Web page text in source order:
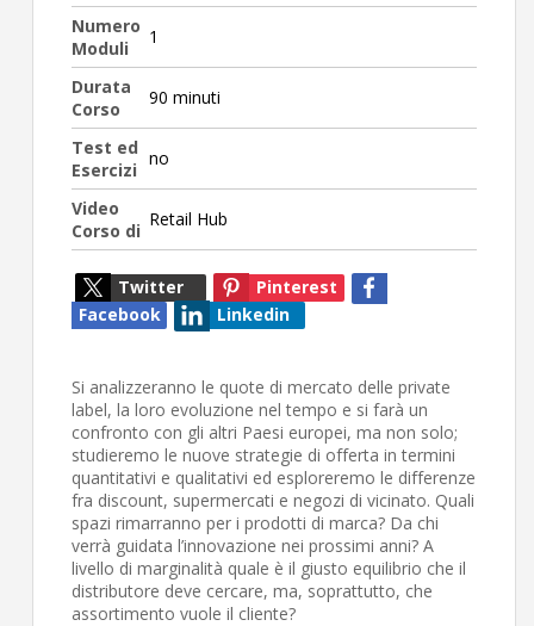
Numero
Moduli
1
Durata
Corso
90 minuti
Test ed
Esercizi
no
Video
Corso di
Retail Hub
Twitter
Pinterest
Facebook
Linkedin
Si analizzeranno le quote di mercato delle private
label, la loro evoluzione nel tempo e si farà un
confronto con gli altri Paesi europei, ma non solo;
studieremo le nuove strategie di offerta in termini
quantitativi e qualitativi ed esploreremo le differenze
fra discount, supermercati e negozi di vicinato. Quali
spazi rimarranno per i prodotti di marca? Da chi
verrà guidata l’innovazione nei prossimi anni? A
livello di marginalità quale è il giusto equilibrio che il
distributore deve cercare, ma, soprattutto, che
assortimento vuole il cliente?